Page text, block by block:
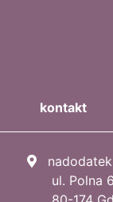
kontakt
ul. Polna 6